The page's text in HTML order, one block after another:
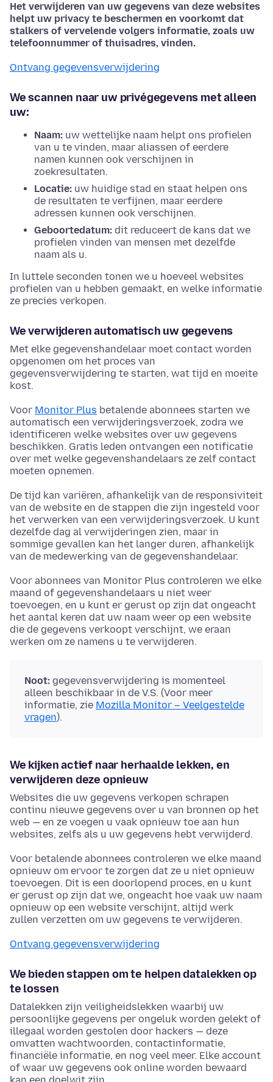
Het verwijderen van uw gegevens van deze websites
helpt uw privacy te beschermen en voorkomt dat
stalkers of vervelende volgers informatie, zoals uw
telefoonnummer of thuisadres, vinden.
Ontvang gegevensverwijdering
We scannen naar uw privégegevens met alleen
uw:
Naam: uw wettelijke naam helpt ons profielen
van u te vinden, maar aliassen of eerdere
namen kunnen ook verschijnen in
zoekresultaten.
Locatie: uw huidige stad en staat helpen ons
de resultaten te verfijnen, maar eerdere
adressen kunnen ook verschijnen.
Geboortedatum: dit reduceert de kans dat we
profielen vinden van mensen met dezelfde
naam als u.
In luttele seconden tonen we u hoeveel websites
profielen van u hebben gemaakt, en welke informatie
ze precies verkopen.
We verwijderen automatisch uw gegevens
Met elke gegevenshandelaar moet contact worden
opgenomen om het proces van
gegevensverwijdering te starten, wat tijd en moeite
kost.
Voor Monitor Plus betalende abonnees starten we
automatisch een verwijderingsverzoek, zodra we
identificeren welke websites over uw gegevens
beschikken. Gratis leden ontvangen een notificatie
over met welke gegevenshandelaars ze zelf contact
moeten opnemen.
De tijd kan variëren, afhankelijk van de responsiviteit
van de website en de stappen die zijn ingesteld voor
het verwerken van een verwijderingsverzoek. U kunt
dezelfde dag al verwijderingen zien, maar in
sommige gevallen kan het langer duren, afhankelijk
van de medewerking van de gegevenshandelaar.
Voor abonnees van Monitor Plus controleren we elke
maand of gegevenshandelaars u niet weer
toevoegen, en u kunt er gerust op zijn dat ongeacht
het aantal keren dat uw naam weer op een website
die de gegevens verkoopt verschijnt, we eraan
werken om ze namens u te verwijderen.
Noot: gegevensverwijdering is momenteel
alleen beschikbaar in de V.S. (Voor meer
informatie, zie Mozilla Monitor – Veelgestelde
vragen).
We kijken actief naar herhaalde lekken, en
verwijderen deze opnieuw
Websites die uw gegevens verkopen schrapen
continu nieuwe gegevens over u van bronnen op het
web — en ze voegen u vaak opnieuw toe aan hun
websites, zelfs als u uw gegevens hebt verwijderd.
Voor betalende abonnees controleren we elke maand
opnieuw om ervoor te zorgen dat ze u niet opnieuw
toevoegen. Dit is een doorlopend proces, en u kunt
er gerust op zijn dat we, ongeacht hoe vaak uw naam
opnieuw op een website verschijnt, altijd werk
zullen verzetten om uw gegevens te verwijderen.
Ontvang gegevensverwijdering
We bieden stappen om te helpen datalekken op
te lossen
Datalekken zijn veiligheidslekken waarbij uw
persoonlijke gegevens per ongeluk worden gelekt of
illegaal worden gestolen door hackers — deze
omvatten wachtwoorden, contactinformatie,
financiële informatie, en nog veel meer. Elke account
of waar uw gegevens ook online worden bewaard